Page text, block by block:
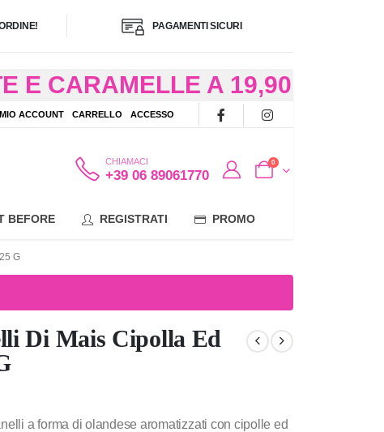
PAGAMENTI SICURI
E CARAMELLE A 19,90
48 ORE AD
ACCOUNT CARRELLO ACCESSO
CHIAMACI
+39 06 89061770
0
BEFORE REGISTRATI PROMO
G
Di Mais Cipolla Ed
a forma di olandese aromatizzati con cipolle ed